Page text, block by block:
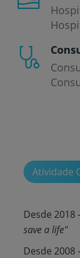
Atividade
Desde
save a life"
Desde